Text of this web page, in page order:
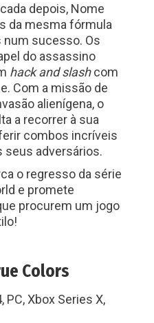
depois, Nome
da mesma fórmula
num sucesso. Os
do assassino
hack and slashcom
Com a missão de
alienígena, o
a recorrer à sua
combos incríveis
seus adversários.
o regresso da série
e promete
procurem um jogo
Colors
PC, Xbox Series X,